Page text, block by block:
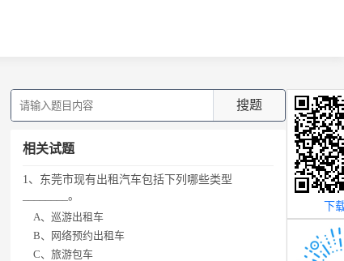
搜题
相关试题
1、东莞市现有出租汽车包括下列哪些类型
________。
A、巡游出租车
B、网络预约出租车
C、旅游包车
下